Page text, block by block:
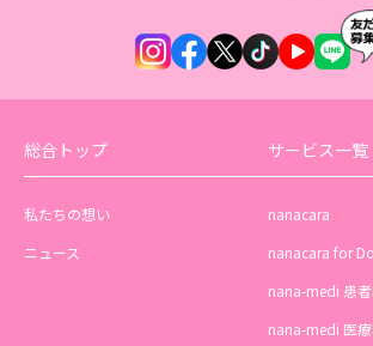
総合トップ
私たちの想い
ニュース
サービス一覧
nanacara
nanacara for
nana-medi 患
nana-medi 医